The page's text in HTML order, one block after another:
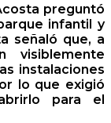
preguntó
infantil y
señaló que, a
instalaciones
lo que exigió
para el